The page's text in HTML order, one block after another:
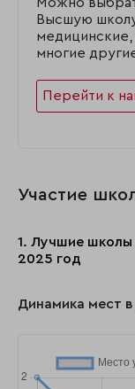
Высшую
медицинские,
многие
Перейти к
Участие
1. Лучшие
2025 год
Динамика мест в